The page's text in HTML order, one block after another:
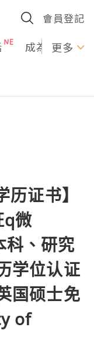
會員登記
成為U更多
历证书】
q微
科、研究
学位认证
国硕士免
of